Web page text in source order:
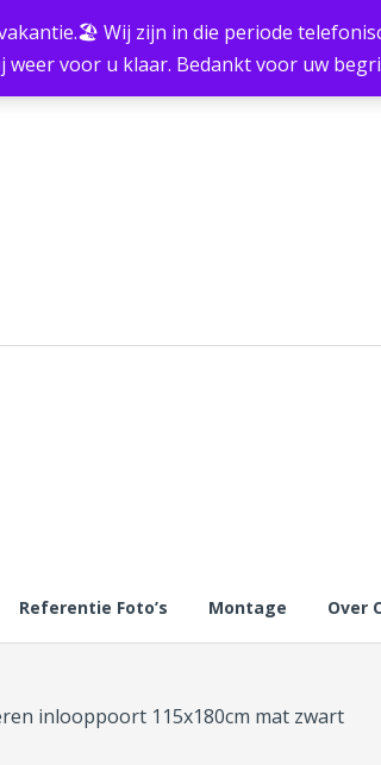
Referentie Foto’s Montage Over
inlooppoort 115x180cm mat zwart
Wij zijn in die periode
voor u klaar. Bedankt voor uw